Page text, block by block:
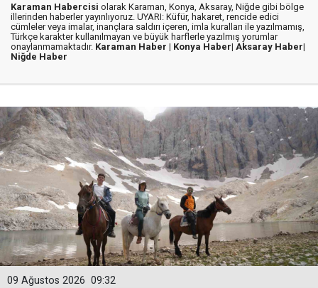
Karaman Habercisi olarak Karaman, Konya, Aksaray, Niğde gibi bölge
illerinden haberler yayınlıyoruz. UYARI: Küfür, hakaret, rencide edici
cümleler veya imalar, inançlara saldırı içeren, imla kuralları ile yazılmamış,
Türkçe karakter kullanılmayan ve büyük harflerle yazılmış yorumlar
onaylanmamaktadır. Karaman Haber | Konya Haber| Aksaray Haber|
Niğde Haber
09:32
09 Ağustos 2026